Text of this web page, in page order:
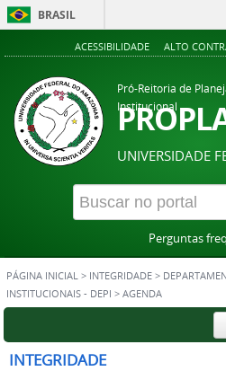
BRASIL
ACESSIBILIDADE ALTO
Pró-Reitoria de
Institucional
UNIVERSIDADE
Perguntas
PÁGINA INICIAL > INTEGRIDADE >
INSTITUCIONAIS - DEPI > AGENDA
INTEGRIDADE